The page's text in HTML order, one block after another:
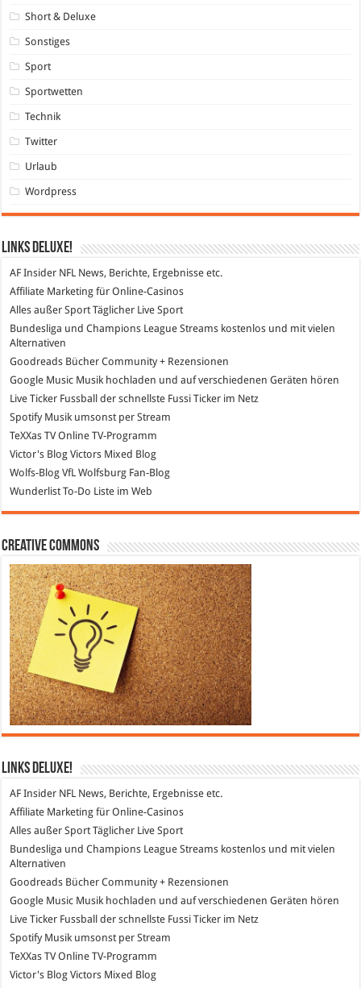
Short & Deluxe
Sonstiges
Sport
Sportwetten
Technik
Twitter
Urlaub
Wordpress
Links DeLuXe!
AF Insider NFL News, Berichte, Ergebnisse etc.
Affiliate Marketing für Online-Casinos
Alles außer SportTäglicher Live Sport
Bundesliga und Champions League Streams kostenlos und mit vielen
Alternativen
Goodreads Bücher Community + Rezensionen
Google Music Musik hochladen und auf verschiedenen Geräten hören
Live Ticker Fussball
der schnellste Fussi Ticker im Netz
SpotifyMusik umsonst per Stream
TeXXas TVOnline TV-Programm
Victor's Blog Victors Mixed Blog
Wolfs-Blog VfL Wolfsburg Fan-Blog
WunderlistTo-Do Liste im Web
Creative Commons
Links DeLuXe!
AF Insider NFL News, Berichte, Ergebnisse etc.
Affiliate Marketing für Online-Casinos
Alles außer Sport Täglicher Live Sport
Bundesliga und Champions League Streams kostenlos und mit vielen
Alternativen
Goodreads Bücher Community + Rezensionen
Google Music Musik hochladen und auf verschiedenen Geräten hören
Live Ticker Fussball der schnellste Fussi Ticker im Netz
SpotifyMusik umsonst per Stream
TeXXas TVOnline TV-Programm
Victor's Blog Victors Mixed Blog